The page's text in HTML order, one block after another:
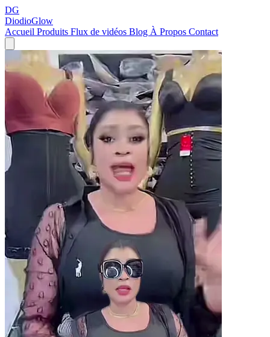
DG
DiodioGlow
Accueil Produits Flux de vidéos Blog À Propos Contact